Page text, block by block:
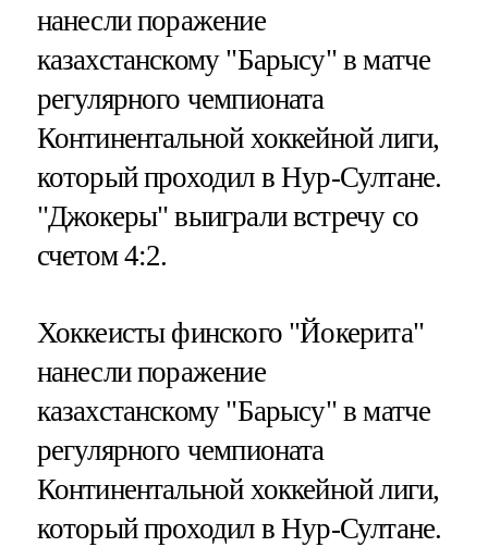
нанесли поражение
казахстанскому "Барысу" в матче
регулярного чемпионата
Континентальной хоккейной лиги,
который проходил в Нур-Султане.
"Джокеры" выиграли встречу со
счетом 4:2.
Хоккеисты финского "Йокерита"
нанесли поражение
казахстанскому "Барысу" в матче
регулярного чемпионата
Континентальной хоккейной лиги,
который проходил в Нур-Султане.